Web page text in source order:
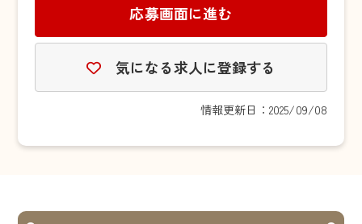
応募画面に進む
気になる求人に登録する
情報更新日：2025/09/08